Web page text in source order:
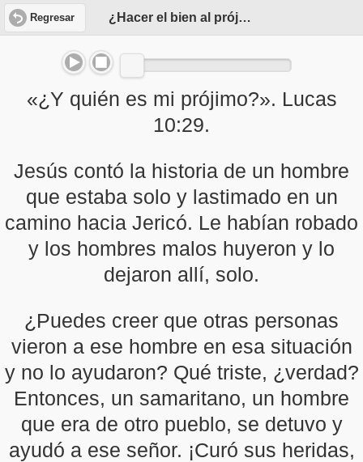
Regresar ¿Hacer el bien al prójimo?
«¿Y quién es mi prójimo?». Lucas
10:29.
Jesús contó la historia de un hombre
que estaba solo y lastimado en un
camino hacia Jericó. Le habían robado
y los hombres malos huyeron y lo
dejaron allí, solo.
¿Puedes creer que otras personas
vieron a ese hombre en esa situación
y no lo ayudaron? Qué triste, ¿verdad?
Entonces, un samaritano, un hombre
que era de otro pueblo, se detuvo y
ayudó a ese señor. ¡Curó sus heridas,